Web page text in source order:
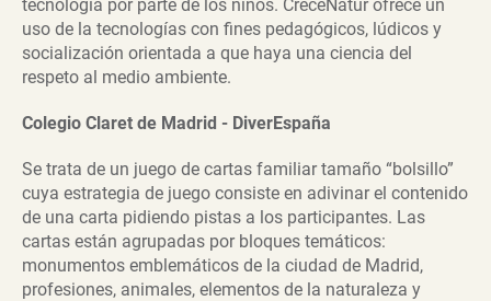
tecnología por parte de los niños. CreceNatur ofrece un
uso de la tecnologías con fines pedagógicos, lúdicos y
socialización orientada a que haya una ciencia del
respeto al medio ambiente.
Colegio Claret de Madrid - DiverEspaña
Se trata de un juego de cartas familiar tamaño “bolsillo”
cuya estrategia de juego consiste en adivinar el contenido
de una carta pidiendo pistas a los participantes. Las
cartas están agrupadas por bloques temáticos:
monumentos emblemáticos de la ciudad de Madrid,
profesiones, animales, elementos de la naturaleza y